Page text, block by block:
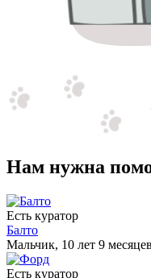
Нам нужна
Есть куратор
Балто
Мальчик, 10 лет 9
Есть куратор